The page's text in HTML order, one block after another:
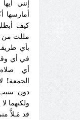
إنني
كيف
مللت من
بأي
في أي
أي
الجمعة!
دون سبب
ولكنهما
قد مَـلاَّ